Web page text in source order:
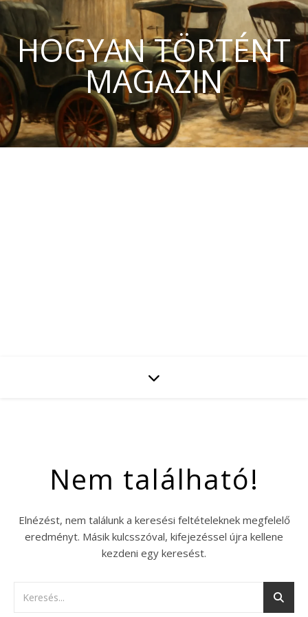
HOGYAN TÖRTÉNT
MAGAZIN
Nem található!
Elnézést, nem találunk a keresési feltételeknek megfelelő
eredményt. Másik kulcsszóval, kifejezéssel újra kellene
kezdeni egy keresést.